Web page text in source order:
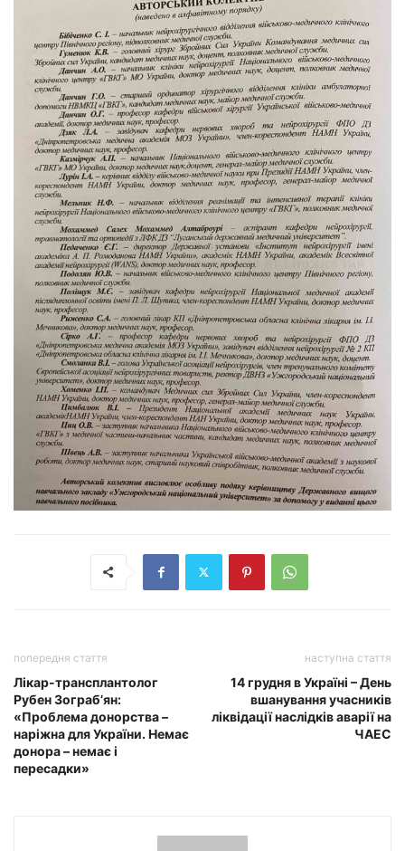
попередня стаття
Лікар-трансплантолог
Рубен Зограб’ян:
«Проблема донорства –
наріжна для України. Немає
донора – немає і
пересадки»
наступна стаття
14 грудня в Україні – День
вшанування учасників
ліквідації наслідків аварії на
ЧАЕС